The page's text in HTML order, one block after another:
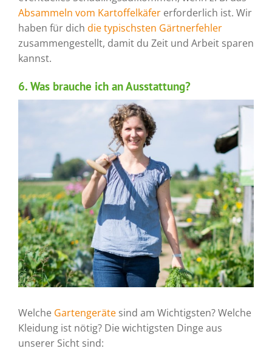
Absammeln vom Kartoffelkäfer erforderlich ist. Wir
haben für dich die typischsten Gärtnerfehler
zusammengestellt, damit du Zeit und Arbeit sparen
kannst.
6. Was brauche ich an Ausstattung?
Welche Gartengeräte sind am Wichtigsten? Welche
Kleidung ist nötig? Die wichtigsten Dinge aus
unserer Sicht sind: